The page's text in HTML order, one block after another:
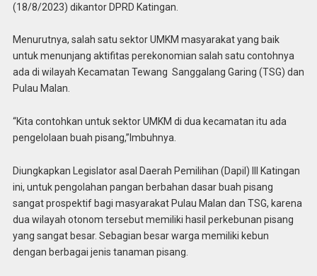
(18/8/2023) dikantor DPRD Katingan.
Menurutnya, salah satu sektor UMKM masyarakat yang baik
untuk menunjang aktifitas perekonomian salah satu contohnya
ada di wilayah Kecamatan Tewang Sanggalang Garing (TSG) dan
Pulau Malan.
“Kita contohkan untuk sektor UMKM di dua kecamatan itu ada
pengelolaan buah pisang,”Imbuhnya.
Diungkapkan Legislator asal Daerah Pemilihan (Dapil) III Katingan
ini, untuk pengolahan pangan berbahan dasar buah pisang
sangat prospektif bagi masyarakat Pulau Malan dan TSG, karena
dua wilayah otonom tersebut memiliki hasil perkebunan pisang
yang sangat besar. Sebagian besar warga memiliki kebun
dengan berbagai jenis tanaman pisang.